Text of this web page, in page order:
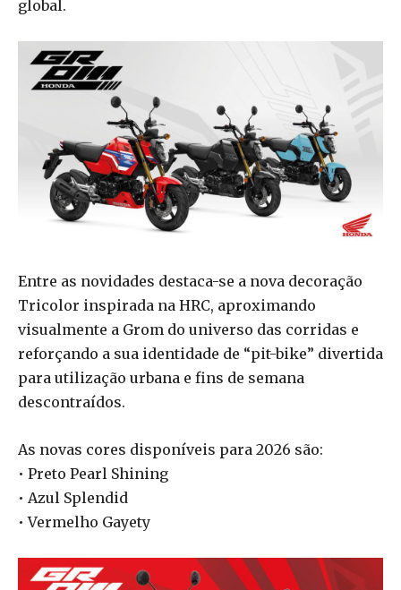
global.
Entre as novidades destaca-se a nova decoração
Tricolor inspirada na HRC, aproximando
visualmente a Grom do universo das corridas e
reforçando a sua identidade de “pit-bike” divertida
para utilização urbana e fins de semana
descontraídos.
As novas cores disponíveis para 2026 são:
• Preto Pearl Shining
• Azul Splendid
• Vermelho Gayety